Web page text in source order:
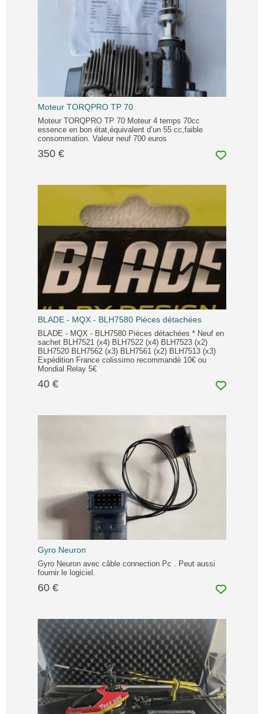
Moteur TORQPRO TP 70
Moteur TORQPRO TP 70 Moteur 4 temps 70cc
essence en bon état,équivalent d’un 55 cc,faible
consommation. Valeur neuf 700 euros
350 €
BLADE - MQX - BLH7580 Pièces détachées
BLADE - MQX - BLH7580 Pièces détachées * Neuf en
sachet BLH7521 (x4) BLH7522 (x4) BLH7523 (x2)
BLH7520 BLH7562 (x3) BLH7561 (x2) BLH7513 (x3)
Expédition France colissimo recommandé 10€ ou
Mondial Relay 5€
40 €
Gyro Neuron
Gyro Neuron avec câble connection Pc . Peut aussi
fournir le logiciel.
60 €